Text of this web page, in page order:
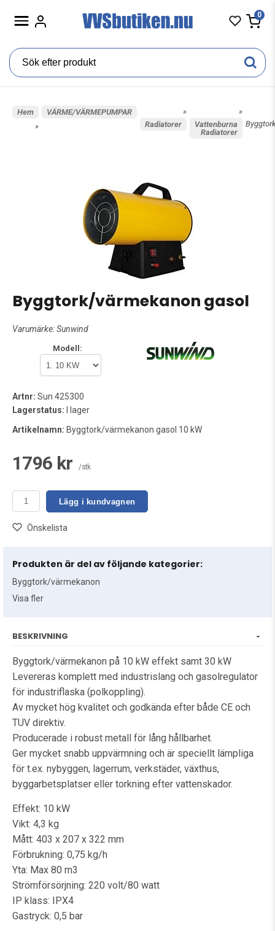
0
Hem
»
VÄRME/VÄRMEPUMPAR
»
Radiatorer
»
Vattenburna
Radiatorer
Byggtork/värmekanon gasol
Varumärke:Sunwind
Modell:
Artnr: Sun 425300
Lagerstatus: I lager
Artikelnamn: Byggtork/värmekanon gasol 10 kW
1796 kr /stk
Lägg i kundvagnen
Önskelista
Produkten är del av följande kategorier:
Byggtork/värmekanon
Visa fler
BESKRIVNING
Byggtork/värmekanon på 10 kW effekt samt 30 kW
Levereras komplett med industrislang och gasolregulator
för industriflaska (polkoppling).
Av mycket hög kvalitet och godkända efter både CE och
TUV direktiv.
Producerade i robust metall för lång hållbarhet.
Ger mycket snabb uppvärmning och är speciellt lämpliga
för t.ex. nybyggen, lagerrum, verkstäder, växthus,
byggarbetsplatser eller torkning efter vattenskador.
Effekt: 10 kW
Vikt: 4,3 kg
Mått: 403 x 207 x 322 mm
Förbrukning: 0,75 kg/h
Yta: Max 80 m3
Strömförsörjning: 220 volt/80 watt
IP klass: IPX4
Gastryck: 0,5 bar